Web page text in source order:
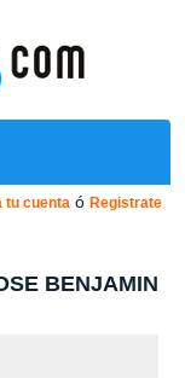
tu cuenta ó Registrate
BENJAMIN